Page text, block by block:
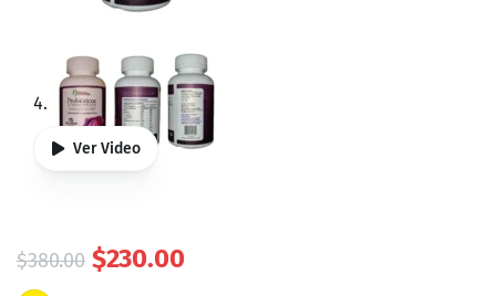
Ver Video
$380.00 El
$230.00El